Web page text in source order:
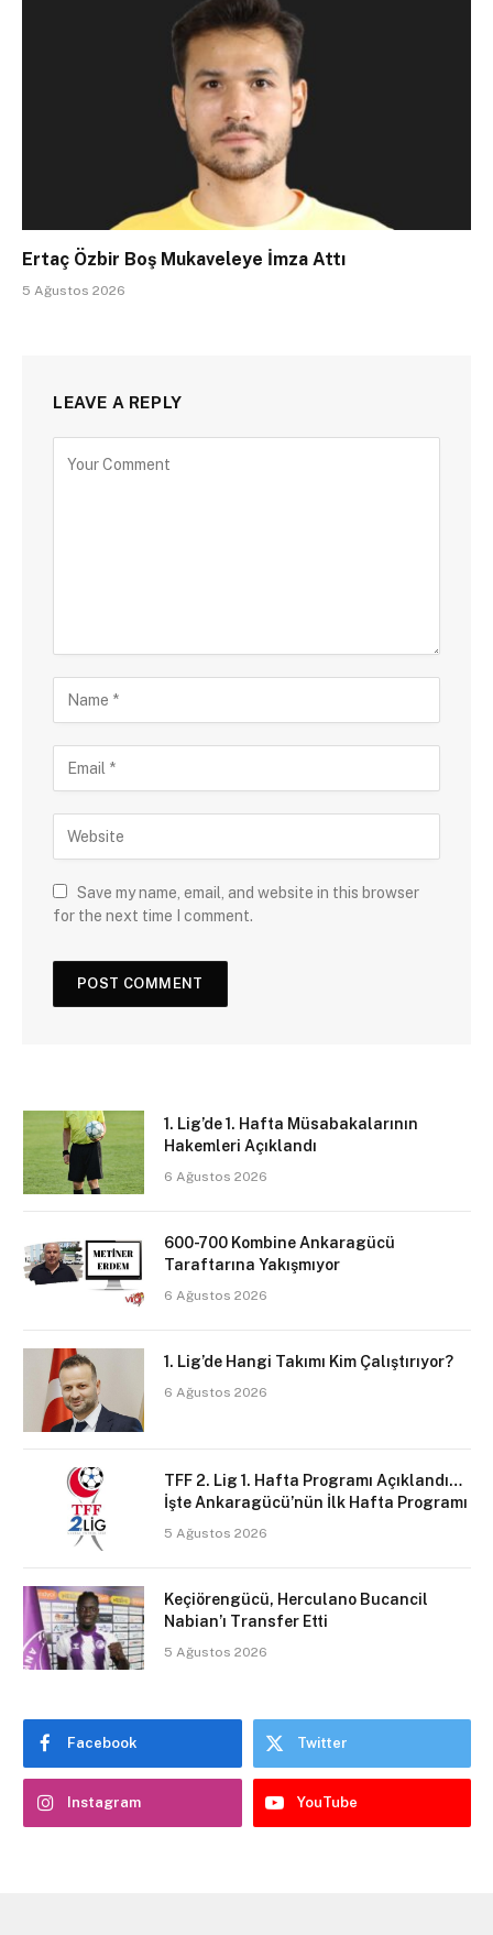
Ertaç Özbir Boş Mukaveleye İmza Attı
5 Ağustos 2026
LEAVE A REPLY
Save my name, email, and website in this browser
for the next time I comment.
1. Lig’de 1. Hafta Müsabakalarının
Hakemleri Açıklandı
6 Ağustos 2026
600-700 Kombine Ankaragücü
Taraftarına Yakışmıyor
6 Ağustos 2026
1. Lig’de Hangi Takımı Kim Çalıştırıyor?
6 Ağustos 2026
TFF 2. Lig 1. Hafta Programı Açıklandı…
İşte Ankaragücü’nün İlk Hafta Programı
5 Ağustos 2026
Keçiörengücü, Herculano Bucancil
Nabian’ı Transfer Etti
5 Ağustos 2026
Facebook Twitter
Instagram YouTube